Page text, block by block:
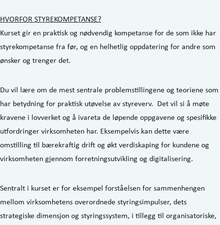
HVORFOR STYREKOMPETANSE?
Kurset gir en praktisk og nødvendig kompetanse for de som ikke har
styrekompetanse fra før, og en helhetlig oppdatering for andre som
ønsker og trenger det.
Du vil lære om de mest sentrale problemstillingene og teoriene som
har betydning for praktisk utøvelse av styreverv. Det vil si å møte
kravene i lovverket og å ivareta de løpende oppgavene og spesifikke
utfordringer virksomheten har. Eksempelvis kan dette være
omstilling til bærekraftig drift og økt verdiskaping for kundene og
virksomheten gjennom forretningsutvikling og digitalisering.
Sentralt i kurset er for eksempel forståelsen for sammenhengen
mellom virksomhetens overordnede styringsimpulser, dets
strategiske dimensjon og styringssystem, i tillegg til organisatoriske,